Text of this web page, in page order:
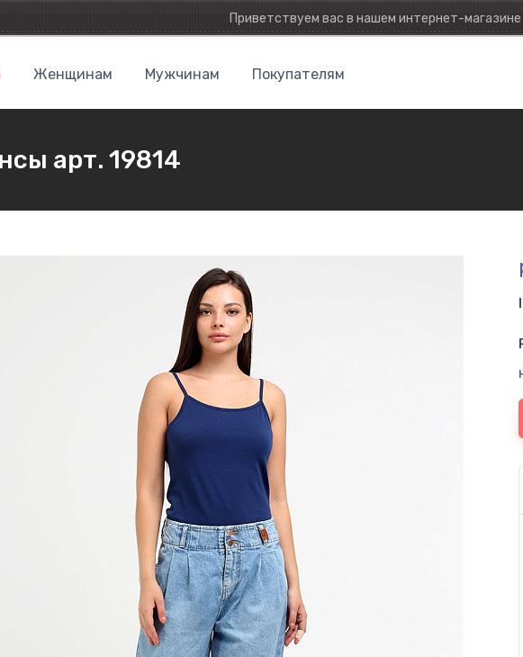
Приветствуем вас в нашем интернет-магазине
Женщинам Мужчинам Покупателям
арт. 19814